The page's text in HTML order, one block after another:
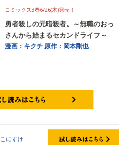
コミックス3巻6/26(木)発売！
勇者殺しの元暗殺者。～無職のおっ
さんから始まるセカンドライフ～
漫画：キクチ 原作：岡本剛也
こにすけ